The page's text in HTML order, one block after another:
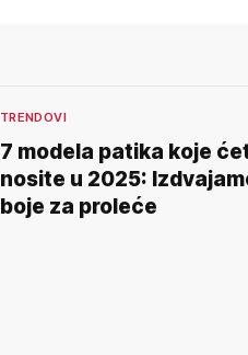
TRENDOVI
7 modela patika koje
nosite u 2025:
boje za proleće